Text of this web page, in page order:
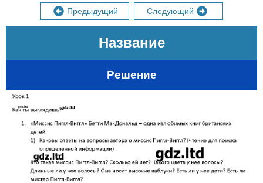
Предыдущий Следующий
Название
Решение